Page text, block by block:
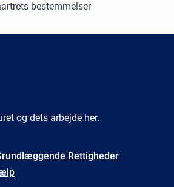
bestemmelser
og dets arbejde her.
Rettigheder